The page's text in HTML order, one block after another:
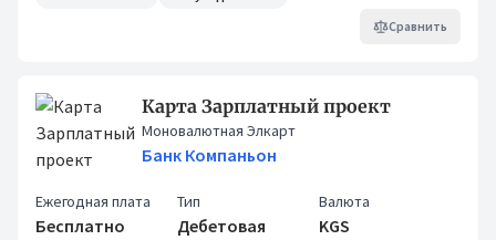
Сравнить
Карта Зарплатный проект
Моновалютная Элкарт
Банк Компаньон
Ежегодная плата
Бесплатно
Тип
Дебетовая
Валюта
KGS